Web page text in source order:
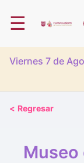
☰
Viernes 7 de
< Regresar